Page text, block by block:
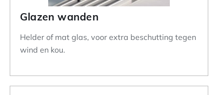
Glazen wanden
Helder of mat glas, voor extra beschutting tegen
wind en kou.